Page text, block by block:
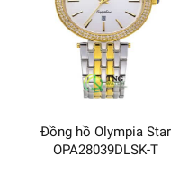
Đồng hồ Olympia Star
OPA28039DLSK-T